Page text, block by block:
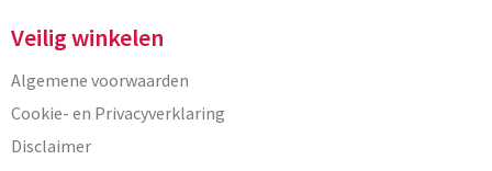
Veilig winkelen
Algemene voorwaarden
Cookie- en Privacyverklaring
Disclaimer